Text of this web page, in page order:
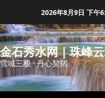
content
2026年8月9日 下午
金石秀水网｜珠峰
雪域三极 · 丹心契阔